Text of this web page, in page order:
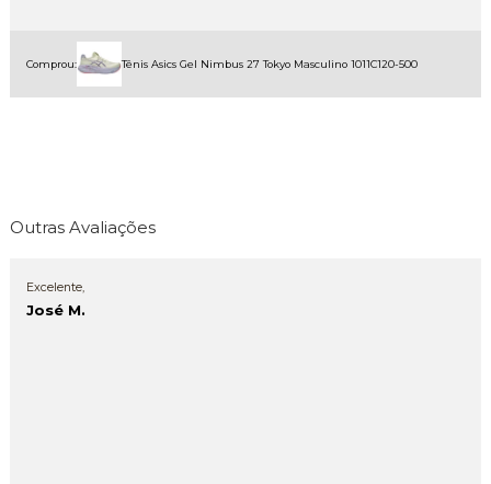
Comprou: Tênis Asics Gel Nimbus 27 Tokyo Masculino 1011C120-500
Outras Avaliações
Excelente,
José M.